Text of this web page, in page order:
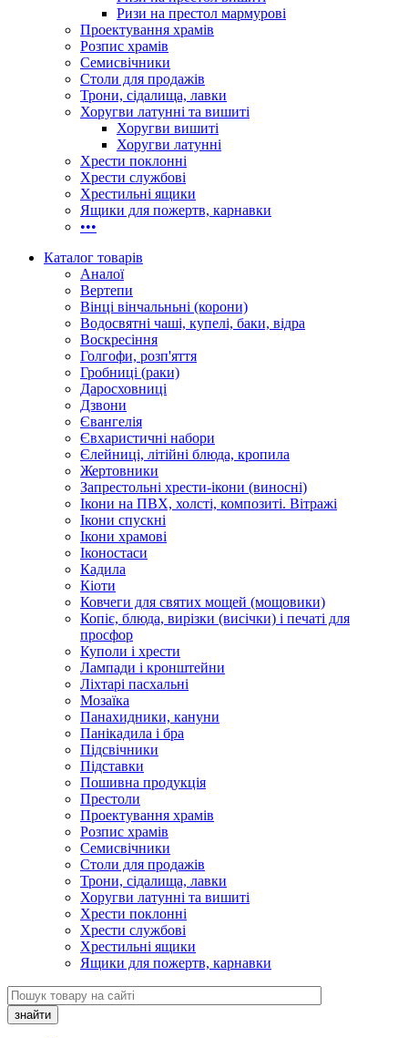
Ризи на престол мармурові
Проектування храмів
Розпис храмів
Семисвічники
Столи для продажів
Трони, сідалища, лавки
Хоругви латунні та вишиті
Хоругви вишиті
Хоругви латунні
Хрести поклонні
Хрести службові
Хрестильні ящики
Ящики для пожертв, карнавки
•••
Каталог товарів
Аналої
Вертепи
Вінці вінчальньні (корони)
Водосвятні чаші, купелі, баки, відра
Воскресіння
Голгофи, розп'яття
Гробниці (раки)
Даросховниці
Дзвони
Євангелія
Євхаристичні набори
Єлейниці, літійні блюда, кропила
Жертовники
Запрестольні хрести-ікони (виносні)
Ікони на ПВХ, холсті, композиті. Вітражі
Ікони спускні
Ікони храмові
Іконостаси
Кадила
Кіоти
Ковчеги для святих мощей (мощовики)
Копіє, блюда, вирізки (висічки) і печаті для
просфор
Куполи і хрести
Лампади і кронштейни
Ліхтарі пасхальні
Мозаїка
Панахидники, кануни
Панікадила і бра
Підсвічники
Підставки
Пошивна продукція
Престоли
Проектування храмів
Розпис храмів
Семисвічники
Столи для продажів
Трони, сідалища, лавки
Хоругви латунні та вишиті
Хрести поклонні
Хрести службові
Хрестильні ящики
Ящики для пожертв, карнавки